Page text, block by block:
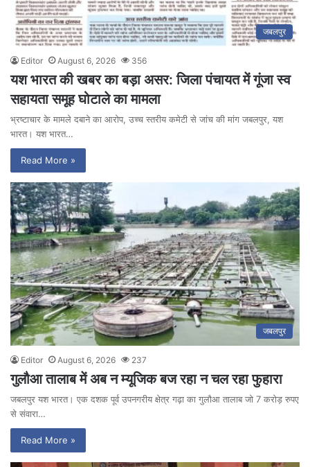
जबलपुर
Editor August 6, 2026 356
यश भारत की खबर का बड़ा असर: जिला पंचायत में गूंजा स्व
सहायता समूह घोटाले का मामला
भ्रष्टाचार के मामले दबाने का आरोप, उच्च स्तरीय कमेटी से जांच की मांग जबलपुर, यश
भारत। यश भारत…
Read More »
जबलपुर
Editor August 6, 2026 237
गुलौआ तालाब में अब न म्यूजिक बज रहा न चल रहा फुहारा
जबलपुर यश भारत। एक दशक पूर्व उपनगरीय क्षेत्र गढ़ा का गुलौआ तालाब जो 7 करोड़ रुपए
से संवारा…
Read More »